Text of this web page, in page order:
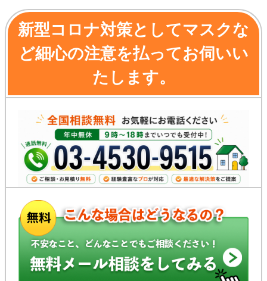
新型コロナ対策としてマスクな
ど細心の注意を払ってお伺いい
たします。